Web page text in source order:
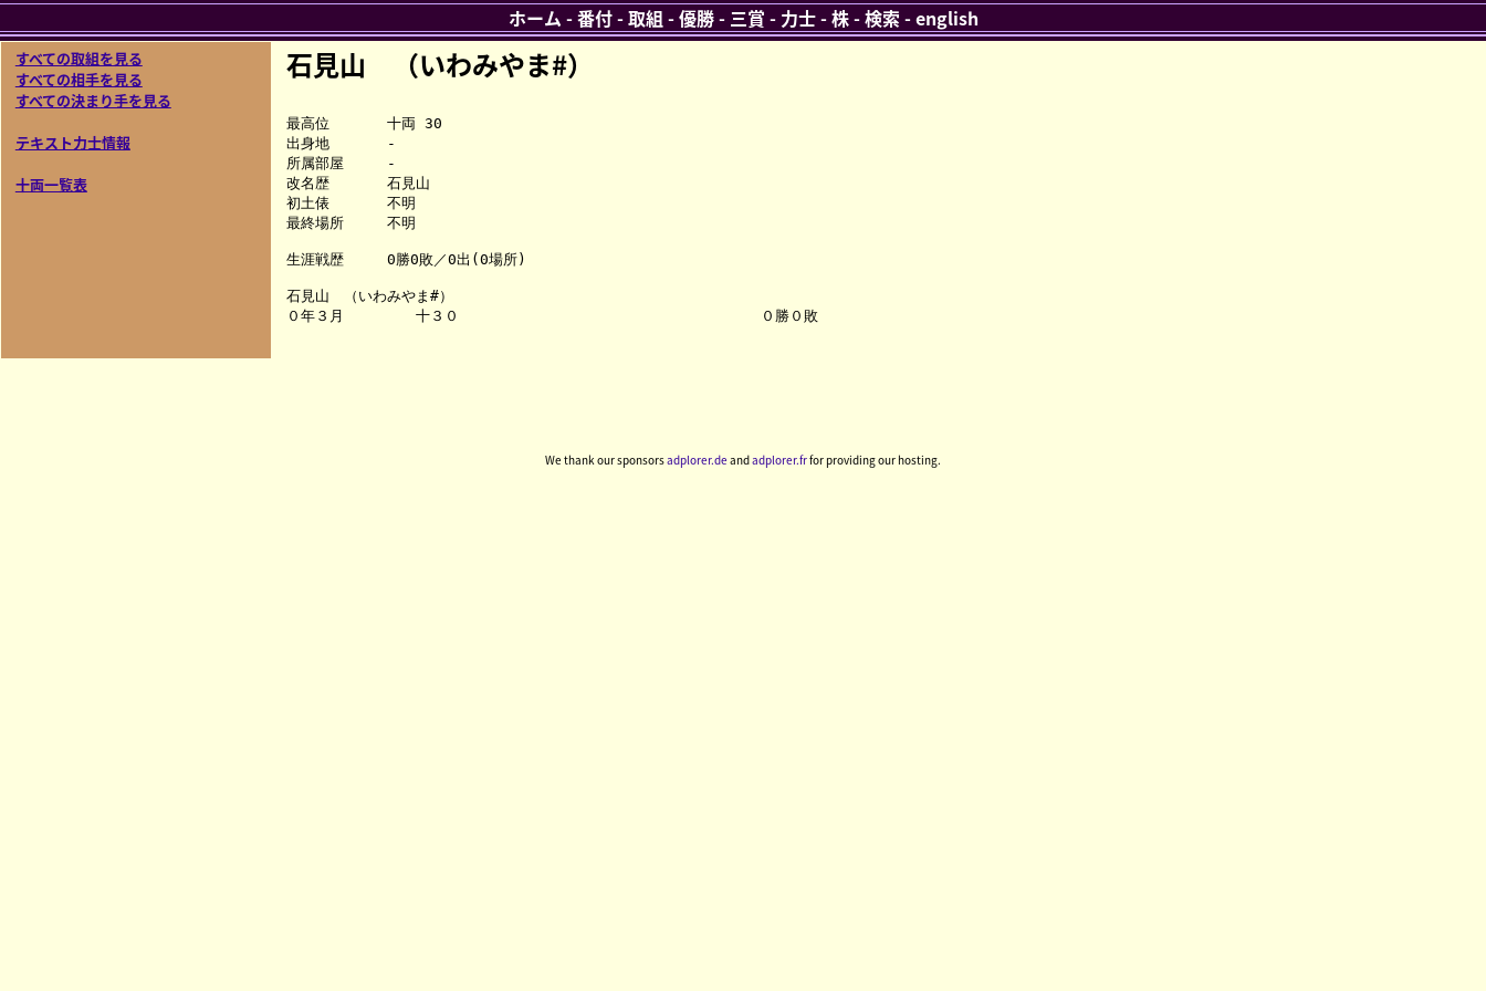
すべての取組を見る
すべての相手を見る
すべての決まり手を見る
テキスト力士情報
十両一覧表
石見山 （いわみやま#）
最高位　　　　十両 30
出身地　　　　-
所属部屋　　　-
改名歴　　　　石見山
初土俵　　　　不明
最終場所　　　不明
生涯戦歴　　　0勝0敗／0出(0場所)
石見山　（いわみやま#）
ホーム -番付-取組 -優勝- 三賞 - 力士-株-検索 -english
We thank our sponsorsadplorer.de andadplorer.frfor providing our hosting.